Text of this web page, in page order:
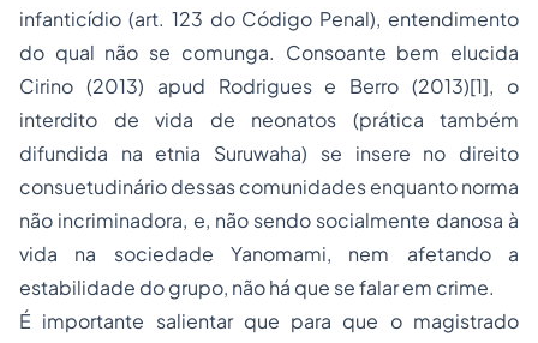
infanticídio (art. 123 do Código Penal), entendimento
do qual não se comunga. Consoante bem elucida
Cirino (2013) apud Rodrigues e Berro (2013)[1], o
interdito de vida de neonatos (prática também
difundida na etnia Suruwaha) se insere no direito
consuetudinário dessas comunidades enquanto norma
não incriminadora, e, não sendo socialmente danosa à
vida na sociedade Yanomami, nem afetando a
estabilidade do grupo, não há que se falar em crime.
É importante salientar que para que o magistrado